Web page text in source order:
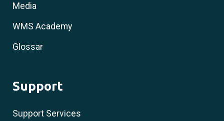
Media
WMS Academy
Glossar
Support
Support Services